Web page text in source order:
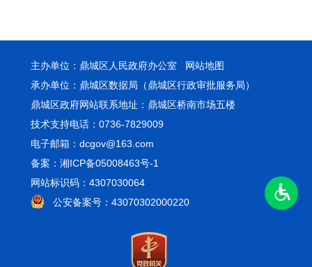
主办单位：鼎城区人民政府办公室 网站地图
承办单位：鼎城区数据局（鼎城区行政审批服务局）
鼎城区政府网站联系地址：鼎城区桥南市场五楼
技术支持电话：0736-7829009
电子邮箱：dcgov@163.com
备案：湘ICP备05008463号-1
网站标识码：4307030064
公安备案号：43070302000220